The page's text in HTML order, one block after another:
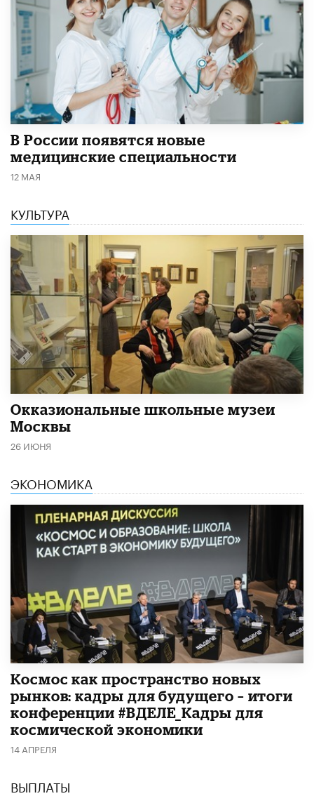
В России появятся новые
медицинские специальности
12 МАЯ
КУЛЬТУРА
​Окказиональные школьные музеи
Москвы
26 ИЮНЯ
ЭКОНОМИКА
Космос как пространство новых
рынков: кадры для будущего – итоги
конференции #ВДЕЛЕ_Кадры для
космической экономики
14 АПРЕЛЯ
ВЫПЛАТЫ